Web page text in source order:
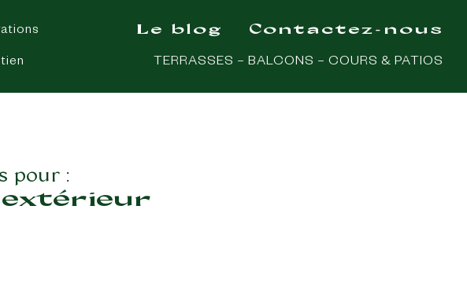
Le blog Contactez-nous
TERRASSES – BALCONS – COURS & PATIOS
pour :